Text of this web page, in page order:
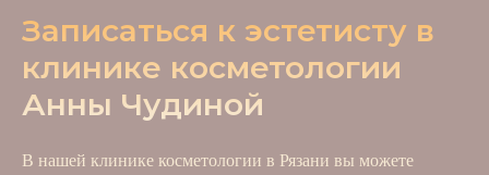
Записаться к эстетисту в
клинике косметологии
Анны Чудиной
В нашей клинике косметологии в Рязани вы можете